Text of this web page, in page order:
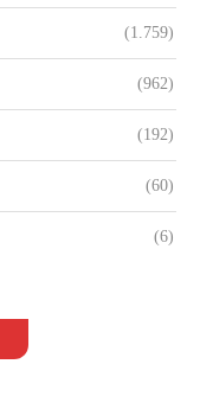
(1.759)
(962)
(192)
(60)
(6)